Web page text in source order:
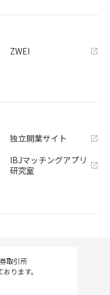
ZWEI
独立開業サイト
IBJマッチングアプリ
研究室
取引所
ります。